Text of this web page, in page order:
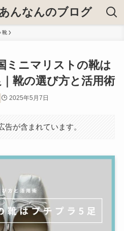
んなんのブログ
靴
ミニマリストの靴は
靴の選び方と活用術
2025年5月7日
告が含まれています。